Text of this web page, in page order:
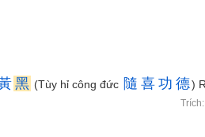
黑 (Tùy hỉ công đức 隨 喜 功 德)